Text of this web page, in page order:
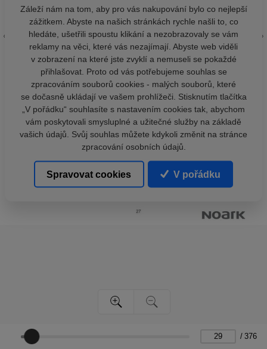
/ 376
Záleží nám na tom, aby pro vás nakupování bylo co nejlepší
zážitkem. Abyste na našich stránkách rychle našli to, co
hledáte, ušetřili spoustu klikání a nezobrazovaly se vám
reklamy na věci, které vás nezajímají. Abyste web viděli
v zobrazení na které jste zvyklí a nemuseli se pokaždé
přihlašovat. Proto od vás potřebujeme souhlas se
zpracováním souborů cookies - malých souborů, které
se dočasně ukládají ve vašem prohlížeči. Stisknutím tlačítka
„V pořádku“ souhlasíte s nastavením cookies tak, abychom
vám poskytovali smysluplné a užitečné služby na základě
vašich údajů. Svůj souhlas můžete kdykoli změnit na stránce
zpracování osobních údajů.
Spravovat cookies V pořádku